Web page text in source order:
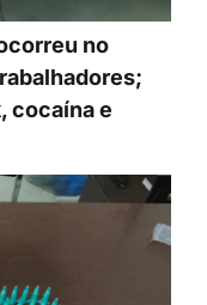
no
cocaína e